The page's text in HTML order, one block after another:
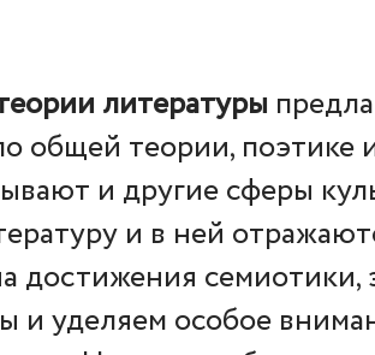
литературы
общей теории, поэтике
и другие сферы
и в ней
достижения семиотики,
и уделяем особое